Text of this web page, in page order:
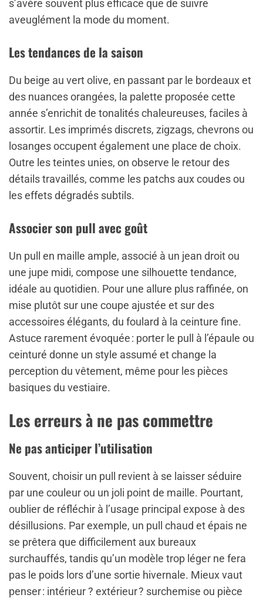
s’avère souvent plus efficace que de suivre
aveuglément la mode du moment.
Les tendances de la saison
Du beige au vert olive, en passant par le bordeaux et
des nuances orangées, la palette proposée cette
année s’enrichit de tonalités chaleureuses, faciles à
assortir. Les imprimés discrets, zigzags, chevrons ou
losanges occupent également une place de choix.
Outre les teintes unies, on observe le retour des
détails travaillés, comme les patchs aux coudes ou
les effets dégradés subtils.
Associer son pull avec goût
Un pull en maille ample, associé à un jean droit ou
une jupe midi, compose une silhouette tendance,
idéale au quotidien. Pour une allure plus raffinée, on
mise plutôt sur une coupe ajustée et sur des
accessoires élégants, du foulard à la ceinture fine.
Astuce rarement évoquée : porter le pull à l’épaule ou
ceinturé donne un style assumé et change la
perception du vêtement, même pour les pièces
basiques du vestiaire.
Les erreurs à ne pas commettre
Ne pas anticiper l’utilisation
Souvent, choisir un pull revient à se laisser séduire
par une couleur ou un joli point de maille. Pourtant,
oublier de réfléchir à l’usage principal expose à des
désillusions. Par exemple, un pull chaud et épais ne
se prêtera que difficilement aux bureaux
surchauffés, tandis qu’un modèle trop léger ne fera
pas le poids lors d’une sortie hivernale. Mieux vaut
penser : intérieur ? extérieur ? surchemise ou pièce